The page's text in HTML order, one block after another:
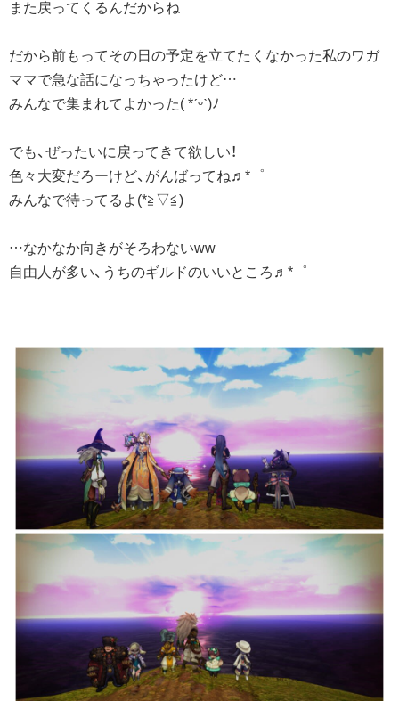
また戻ってくるんだからね
だから前もってその日の予定を立てたくなかった私のワガ
ママで急な話になっちゃったけど…
みんなで集まれてよかった( *ˊᵕˋ)ﾉ
でも、ぜったいに戻ってきて欲しい！
色々大変だろーけど、がんばってね♬*゜
みんなで待ってるよ(*≧▽≦)
…なかなか向きがそろわないww
自由人が多い、うちのギルドのいいところ♬*゜